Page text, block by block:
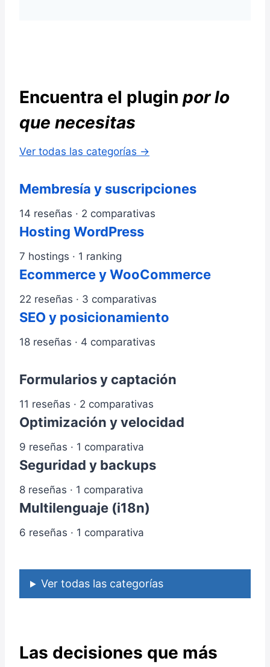
Encuentra el plugin por lo
que necesitas
Ver todas las categorías →
Membresía y suscripciones
14 reseñas · 2 comparativas
Hosting WordPress
7 hostings · 1 ranking
Ecommerce y WooCommerce
22 reseñas · 3 comparativas
SEO y posicionamiento
18 reseñas · 4 comparativas
Formularios y captación
11 reseñas · 2 comparativas
Optimización y velocidad
9 reseñas · 1 comparativa
Seguridad y backups
8 reseñas · 1 comparativa
Multilenguaje (i18n)
6 reseñas · 1 comparativa
Ver todas las categorías
Las decisiones que más